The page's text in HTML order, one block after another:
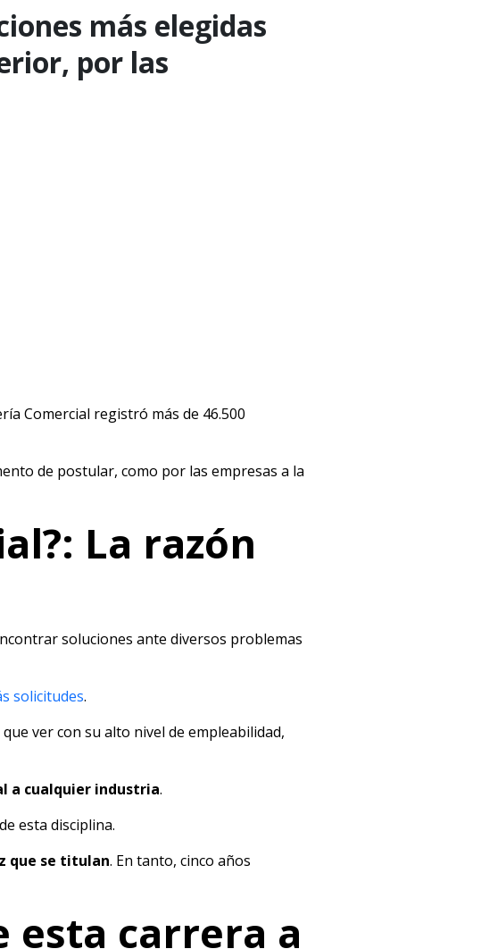
más elegidas
por las
Comercial registró más de 46.500
de postular, como por las empresas a la
La razón
soluciones ante diversos problemas
solicitudes.
ver con su alto nivel de empleabilidad,
a cualquier industria.
esta disciplina.
que se titulan. En tanto, cinco años
esta carrera a